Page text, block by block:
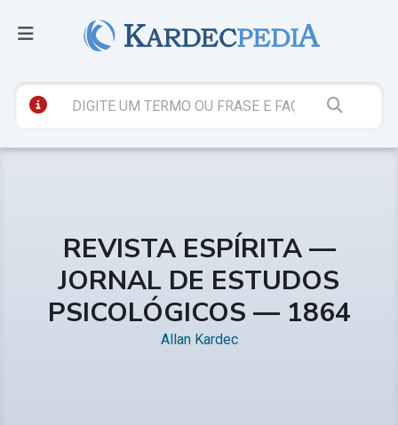
REVISTA ESPÍRITA —
JORNAL DE ESTUDOS
PSICOLÓGICOS — 1864
Allan Kardec